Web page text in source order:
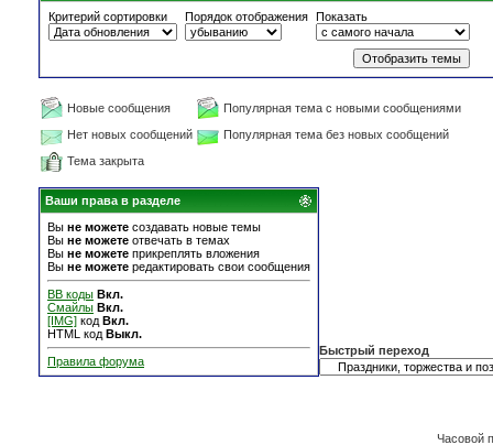
Критерий сортировки
Порядок отображения Показать
Новые сообщения
Популярная тема с новыми сообщениями
Нет новых сообщений
Популярная тема без новых сообщений
Тема закрыта
Ваши права в разделе
Вы не можете создавать новые темы
Вы не можете отвечать в темах
Вы не можете прикреплять вложения
Вы не можете редактировать свои сообщения
BB коды Вкл.
Смайлы Вкл.
[IMG] код Вкл.
HTML код Выкл.
Правила форума
Быстрый переход
Часовой